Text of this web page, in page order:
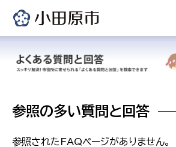
浄水管理
農業委
員会事
農業委員
議会局
課
参照の多い質問と回答
参照されたFAQページがありません。